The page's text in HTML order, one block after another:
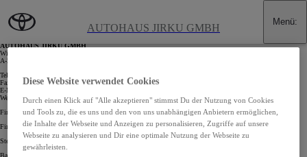
AUTOHAUS JIRKU GMBH Menü:
Impressum
AUTOHAUS JIRKU GMBH
Wiener Straße 10 (ehem. Aderklaa 66)
A-2232 Aderklaa
Tel: +43 2247 / 2623
Fax: +43 2247 / 2623-9
E-Mail:
Web:www.jirku.com
Firmenbuchnummer: FN 58834x
Firmenbuchgericht Korneuburg
Steuernummer: ATU 17808601
Bankverbindung: Volksbank Marchfeld
Diese Website verwendet Cookies
Durch einen Klick auf "Alle akzeptieren" stimmst Du der Nutzung von Cookies
und Tools zu, die es uns und den von uns unabhängigen Anbietern ermöglichen,
die Inhalte der Webseite und Anzeigen zu personalisieren, Zugriffe auf unsere
Webseite zu analysieren und Dir eine optimale Nutzung der Webseite zu
gewährleisten.